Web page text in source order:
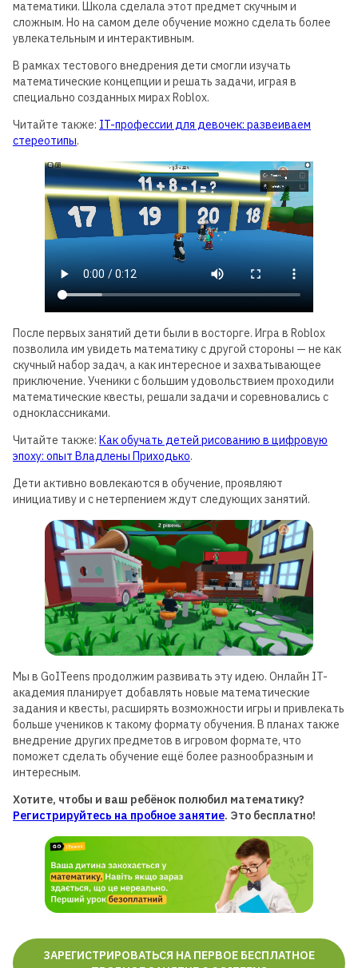
математики. Школа сделала этот предмет скучным и
сложным. Но на самом деле обучение можно сделать более
увлекательным и интерактивным.
В рамках тестового внедрения дети смогли изучать
математические концепции и решать задачи, играя в
специально созданных мирах Roblox.
Читайте также: IT-профессии для девочек: развеиваем
стереотипы.
После первых занятий дети были в восторге. Игра в Roblox
позволила им увидеть математику с другой стороны — не как
скучный набор задач, а как интересное и захватывающее
приключение. Ученики с большим удовольствием проходили
математические квесты, решали задачи и соревновались с
одноклассниками.
Читайте также: Как обучать детей рисованию в цифровую
эпоху: опыт Владлены Приходько.
Дети активно вовлекаются в обучение, проявляют
инициативу и с нетерпением ждут следующих занятий.
Мы в GoITeens продолжим развивать эту идею. Онлайн IT-
академия планирует добавлять новые математические
задания и квесты, расширять возможности игры и привлекать
больше учеников к такому формату обучения. В планах также
внедрение других предметов в игровом формате, что
поможет сделать обучение ещё более разнообразным и
интересным.
Хотите, чтобы и ваш ребёнок полюбил математику?
Регистрируйтесь на пробное занятие. Это бесплатно!
ЗАРЕГИСТРИРОВАТЬСЯ НА ПЕРВОЕ БЕСПЛАТНОЕ